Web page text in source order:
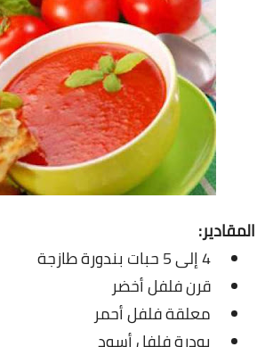
شوربات
سلطات
ساندويشات
مخبوزات
أطباق أطفال
وصفات حصرية
المقادير:
4 إلى 5 حبات بندورة طازجة
قرن فلفل أخضر
معلقة فلفل أحمر